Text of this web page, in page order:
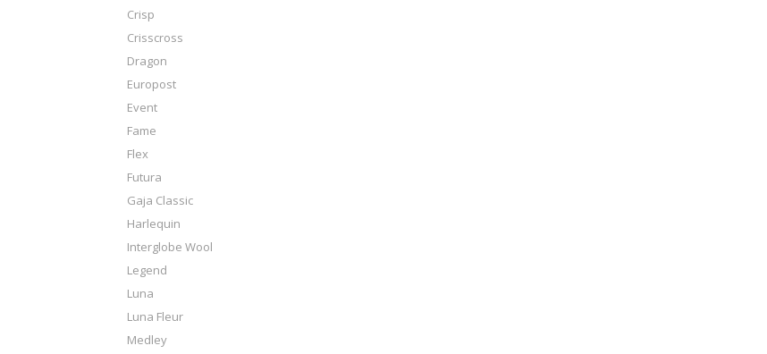
Crisp
Crisscross
Dragon
Europost
Event
Fame
Flex
Futura
Gaja Classic
Harlequin
Interglobe Wool
Legend
Luna
Luna Fleur
Medley